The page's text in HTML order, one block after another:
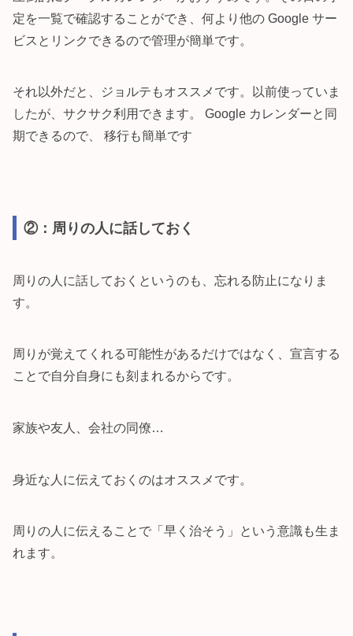
定を一覧で確認することができ、何より他の Google サー
ビスとリンクできるので管理が簡単です。
それ以外だと、ジョルテもオススメです。以前使っていま
したが、サクサク利用できます。 Google カレンダーと同
期できるので、 移行も簡単です
②：周りの人に話しておく
周りの人に話しておくというのも、忘れる防止になりま
す。
周りが覚えてくれる可能性があるだけではなく、宣言する
ことで自分自身にも刻まれるからです。
家族や友人、会社の同僚…
身近な人に伝えておくのはオススメです。
周りの人に伝えることで「早く治そう」という意識も生ま
れます。